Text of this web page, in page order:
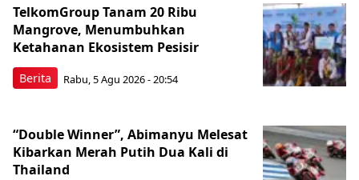
Berita
TelkomGroup Tanam 20 Ribu
Mangrove, Menumbuhkan
Ketahanan Ekosistem Pesisir
Rabu, 5 Agu 2026 - 20:54
“Double Winner”, Abimanyu Melesat
Kibarkan Merah Putih Dua Kali di
Thailand